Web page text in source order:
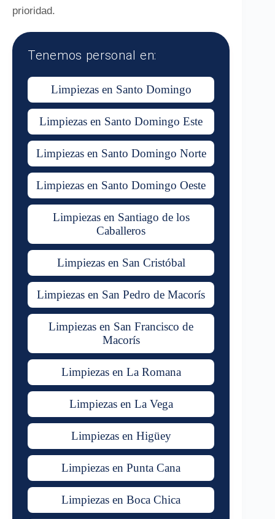
prioridad.
Tenemos personal en:
Limpiezas en Santo Domingo
Limpiezas en Santo Domingo Este
Limpiezas en Santo Domingo Norte
Limpiezas en Santo Domingo Oeste
Limpiezas en Santiago de los
Caballeros
Limpiezas en San Cristóbal
Limpiezas en San Pedro de Macorís
Limpiezas en San Francisco de
Macorís
Limpiezas en La Romana
Limpiezas en La Vega
Limpiezas en Higüey
Limpiezas en Punta Cana
Limpiezas en Boca Chica